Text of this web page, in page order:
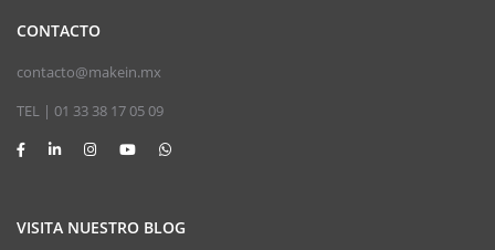
CONTACTO
contacto@makein.mx
TEL | 01 33 38 17 05 09
VISITA NUESTRO BLOG